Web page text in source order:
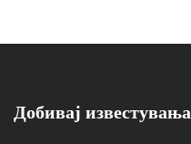
Добивај известувања